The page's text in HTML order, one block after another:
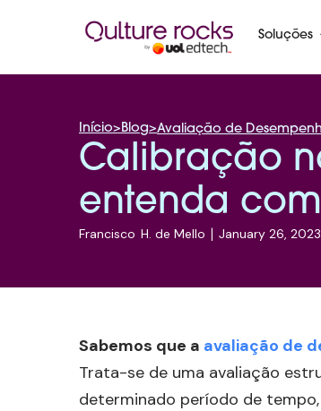
Soluções
Início>Blog>Avaliação de
Calibração
entenda
Francisco H. de Mello | January 26, 2023
Sabemos que a avaliação de
Trata-se de uma avaliação
determinado período de